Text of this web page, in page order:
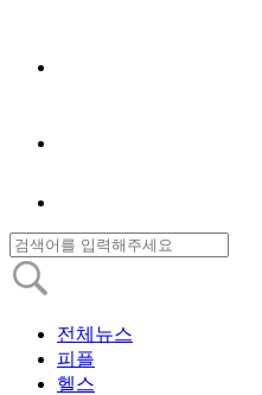
전체뉴스
피플
헬스